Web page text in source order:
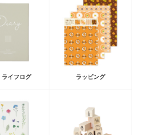
ライフログ ラッピング